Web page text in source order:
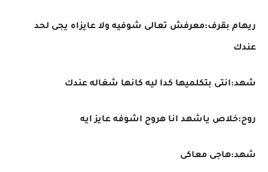
ريهام بقرف:معرفش تعالى شوفيه ولا عايزاه يجى لحد
عندك
شهد:انتى بتكلميها كدا ليه كانها شغاله عندك
روح:خلاص ياشهد انا هروح اشوفه عايز ايه
شهد:هاجى معاكى